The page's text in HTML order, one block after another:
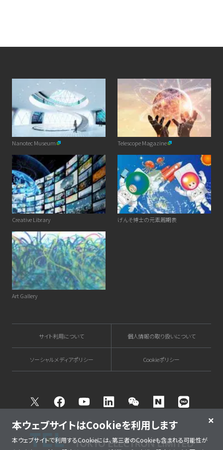
Nanotec Museum Telescope Magazine
Creative Library げんそ博士の元素周期表
Art Gallery
サイト利用について 個人情報の取り扱いについて
ソーシャルメディアポリシー Cookieポリシー
Twitter FacebookYoutube Linkedin WeChat NAVER
本ウェブサイトはCookieを利用します
本ウェブサイトで利用するCookieには、第三者のCookieも含まれる可能性が